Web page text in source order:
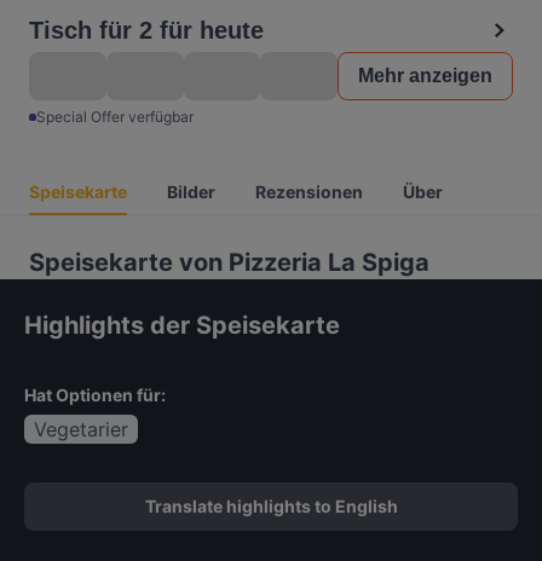
Tisch für 2 für heute
Mehr anzeigen
Special Offer verfügbar
Speisekarte Bilder Rezensionen Über
Speisekarte von Pizzeria La Spiga
Highlights der Speisekarte
Hat Optionen für:
Vegetarier
Translate highlights to English